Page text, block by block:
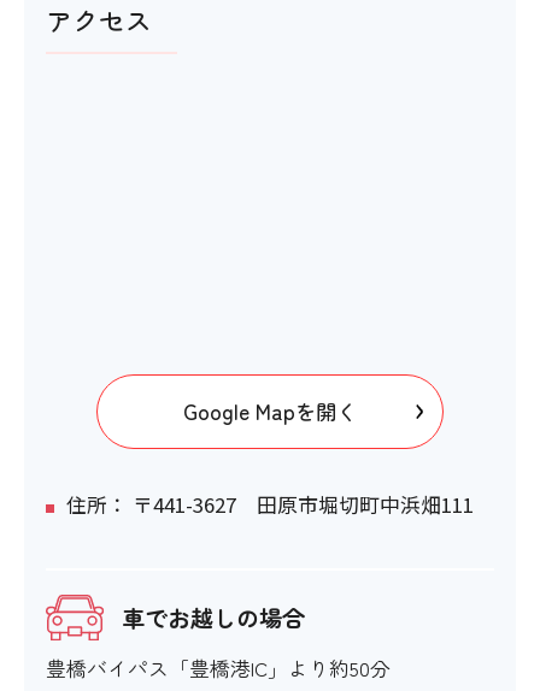
アクセス
Google Mapを開く
住所： 〒441-3627 田原市堀切町中浜畑111
車でお越しの場合
豊橋バイパス「豊橋港IC」より約50分